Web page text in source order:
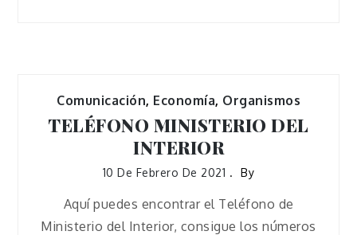
Comunicación, Economía, Organismos
TELÉFONO MINISTERIO DEL
INTERIOR
10 De Febrero De 2021 By
Aquí puedes encontrar el Teléfono de
Ministerio del Interior, consigue los números